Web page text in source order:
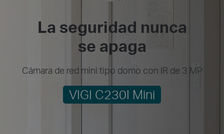
La seguridad nunca
se apaga
Cámara de red mini tipo domo con IR de 3 MP
VIGI C230I Mini